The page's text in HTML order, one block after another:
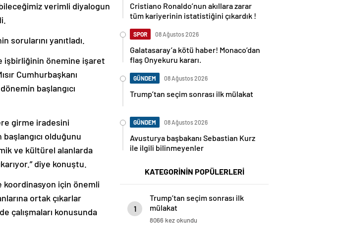
verimli diyalogun
sorularını yanıtladı.
işbirliğinin önemine işaret
Cumhurbaşkanı
başlangıcı
girme iradesini
olduğunu
ve kültürel alanlarda
diye konuştu.
koordinasyon için önemli
ortak çıkarlar
çalışmaları konusunda
Cristiano Ronaldo’nun akıllara zarar
tüm kariyerinin istatistiğini çıkardık !
SPOR 08 Ağustos 2026
Galatasaray’a kötü haber! Monaco’dan
flaş Onyekuru kararı.
GÜNDEM 08 Ağustos 2026
Trump’tan seçim sonrası ilk mülakat
GÜNDEM 08 Ağustos 2026
Avusturya başbakanı Sebastian Kurz
ile ilgili bilinmeyenler
KATEGORİNİN POPÜLERLERİ
1
Trump’tan seçim sonrası ilk
mülakat
8066 kez okundu